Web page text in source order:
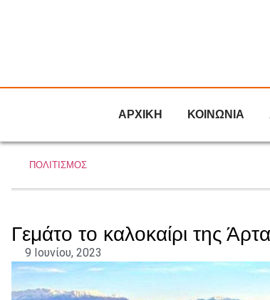
ΑΡΧΙΚΗ ΚΟΙΝΩΝΙΑ
ΠΟΛΙΤΙΣΜΟΣ
Γεμάτο το καλοκαίρι της
9 Ιουνίου, 2023